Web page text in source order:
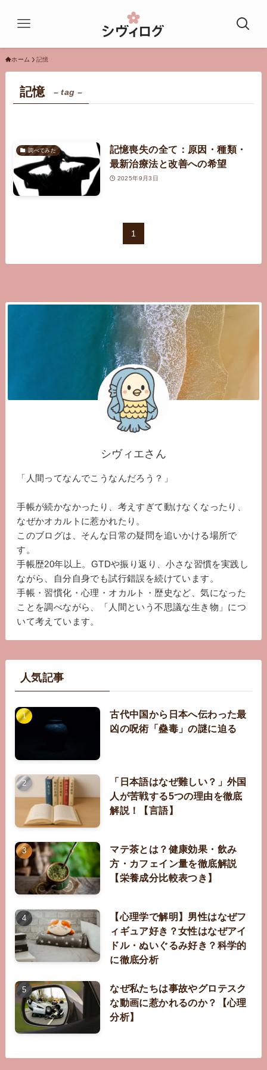
ホーム 記憶
記憶 – tag –
調べてみた
記憶喪失の全て：原因・種類・
最新治療法と改善への希望
2025年9月3日
1
シヴィエさん
「人間ってなんでこうなんだろう？」
手帳が続かなかったり、考えすぎて動けなくなったり、
なぜかオカルトに惹かれたり。
このブログは、そんな日常の疑問を追いかける場所で
す。
手帳歴20年以上。GTDや振り返り、小さな習慣を実践し
ながら、自分自身でも試行錯誤を続けています。
手帳・習慣化・心理・オカルト・歴史など、気になった
ことを調べながら、「人間という不思議な生き物」につ
いて考えています。
人気記事
古代中国から日本へ伝わった最
凶の呪術「蠱毒」の謎に迫る
「日本語はなぜ難しい？」外国
人が苦戦する5つの理由を徹底
解説！【言語】
マテ茶とは？健康効果・飲み
方・カフェイン量を徹底解説
【栄養成分比較表つき】
【心理学で解明】男性はなぜフ
ィギュア好き？女性はなぜアイ
ドル・ぬいぐるみ好き？科学的
に徹底分析
なぜ私たちは事故やグロテスク
な動画に惹かれるのか？【心理
分析】